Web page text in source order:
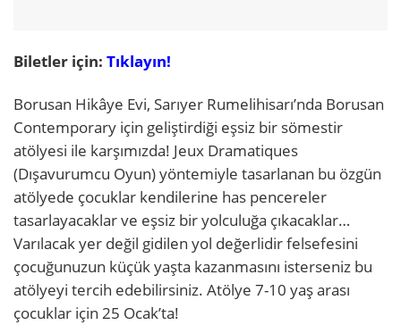
Biletler için: Tıklayın!
Borusan Hikâye Evi, Sarıyer Rumelihisarı’nda Borusan
Contemporary için geliştirdiği eşsiz bir sömestir
atölyesi ile karşımızda! Jeux Dramatiques
(Dışavurumcu Oyun) yöntemiyle tasarlanan bu özgün
atölyede çocuklar kendilerine has pencereler
tasarlayacaklar ve eşsiz bir yolculuğa çıkacaklar…
Varılacak yer değil gidilen yol değerlidir felsefesini
çocuğunuzun küçük yaşta kazanmasını isterseniz bu
atölyeyi tercih edebilirsiniz. Atölye 7-10 yaş arası
çocuklar için 25 Ocak’ta!